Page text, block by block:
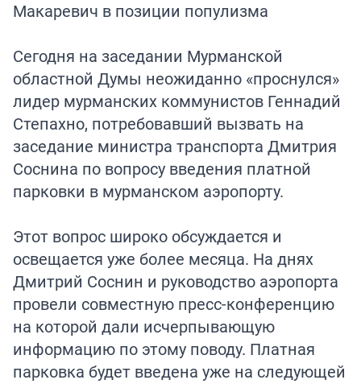
Сегодня на заседании Мурманской
областной Думы неожиданно «проснулся»
лидер мурманских коммунистов Геннадий
Степахно, потребовавший вызвать на
заседание министра транспорта Дмитрия
Соснина по вопросу введения платной
парковки в мурманском аэропорту.
Этот вопрос широко обсуждается и
освещается уже более месяца. На днях
Дмитрий Соснин и руководство аэропорта
провели совместную пресс-конференцию
на которой дали исчерпывающую
информацию по этому поводу. Платная
парковка будет введена уже на следующей